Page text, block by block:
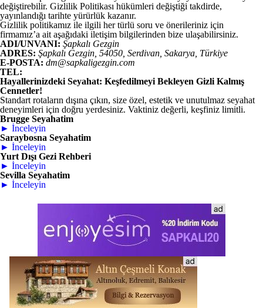
değiştirebilir. Gizlilik Politikası hükümleri değiştiği takdirde,
yayınlandığı tarihte yürürlük kazanır.
Gizlilik politikamız ile ilgili her türlü soru ve önerileriniz için
firmamız’a ait aşağıdaki iletişim bilgilerinden bize ulaşabilirsiniz.
ADI/UNVANI: Şapkalı Gezgin
ADRES: Şapkalı Gezgin, 54050, Serdivan, Sakarya, Türkiye
E-POSTA: dm@sapkaligezgin.com
TEL:
Hayallerinizdeki Seyahat: Keşfedilmeyi Bekleyen Gizli Kalmış
Cennetler!
Standart rotaların dışına çıkın, size özel, estetik ve unutulmaz seyahat
deneyimleri için doğru yerdesiniz. Vaktiniz değerli, keşfiniz limitli.
Brugge Seyahatim
► İnceleyin
Saraybosna Seyahatim
► İnceleyin
Yurt Dışı Gezi Rehberi
► İnceleyin
Sevilla Seyahatim
► İnceleyin